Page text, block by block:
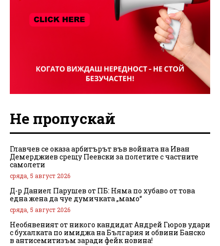
Не пропускай
Главчев се оказа арбитърът във войната на Иван
Демерджиев срещу Пеевски за полетите с частните
самолети
сряда, 5 август 2026
Д-р Даниел Парушев от ПБ: Няма по хубаво от това
една жена да чуе думичката „мамо“
сряда, 5 август 2026
Необявеният от никого кандидат Андрей Гюров удари
с бухалката по имиджа на България и обвини Банско
в антисемитизъм заради фейк новина!